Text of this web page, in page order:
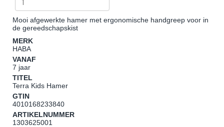
Mooi afgewerkte hamer met ergonomische handgreep voor in
de gereedschapskist
MERK
HABA
VANAF
7 jaar
TITEL
Terra Kids Hamer
GTIN
4010168233840
ARTIKELNUMMER
1303625001